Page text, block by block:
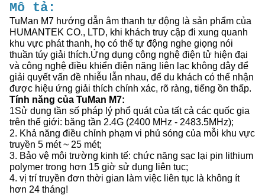
Mô tả:
TuMan M7 hướng dẫn âm thanh tự động là sản phẩm của
HUMANTEK CO., LTD, khi khách truy cập đi xung quanh
khu vực phát thanh, họ có thể tự động nghe giọng nói
thuần túy giải thích.Ứng dụng công nghệ điện tử hiện đại
và công nghệ điều khiển điện năng liên lạc không dây để
giải quyết vấn đề nhiễu lẫn nhau, để du khách có thể nhận
được hiệu ứng giải thích chính xác, rõ ràng, tiếng ồn thấp.
Tính năng của TuMan M7:
1Sử dụng tần số pháp lý phổ quát của tất cả các quốc gia
trên thế giới: băng tần 2.4G (2400 MHz - 2483.5MHz);
2. Khả năng điều chỉnh phạm vi phủ sóng của mỗi khu vực
truyền 5 mét ~ 25 mét;
3. Bảo vệ môi trường kinh tế: chức năng sạc lại pin lithium
polymer trong hơn 15 giờ sử dụng liên tục;
4. vị trí truyền đơn thời gian làm việc liên tục là không ít
hơn 24 tháng!